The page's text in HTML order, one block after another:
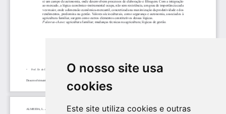
O nosso site usa
cookies
Este site utiliza cookies e outras